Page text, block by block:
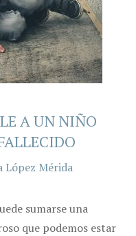
A UN NIÑO
López Mérida
sumarse una
que podemos estar